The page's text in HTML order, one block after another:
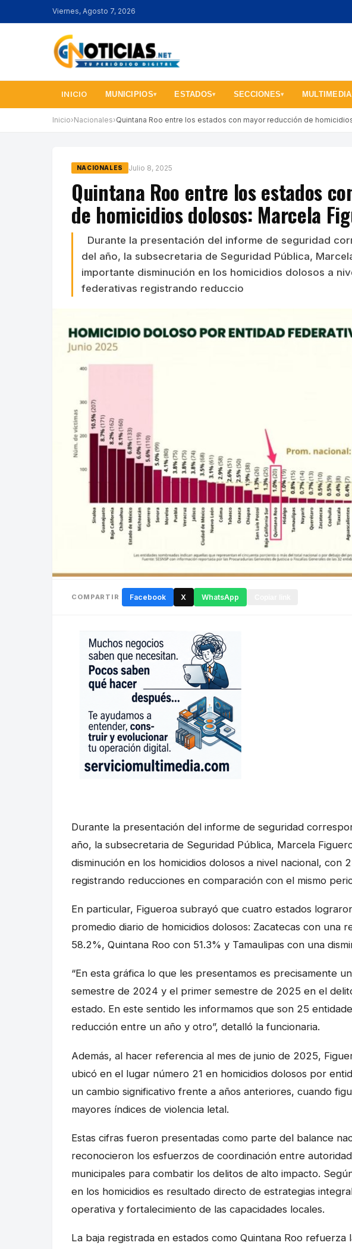
Viernes, Agosto 7, 2026
INICIO MUNICIPIOS▾ ESTADOS▾ SECCIONES▾ MULTIMEDIA
Inicio› Nacionales›Quintana Roo entre los estados con mayor reducción de
NACIONALES Julio 8, 2025
Quintana Roo entre los estados
de homicidios dolosos: Marcela
Durante la presentación del informe de seguridad
del año, la subsecretaria de Seguridad Pública,
importante disminución en los homicidios dolosos a
federativas registrando reduccio
COMPARTIR Facebook X WhatsApp
Durante la presentación del informe de seguridad
año, la subsecretaria de Seguridad Pública, Marcela
disminución en los homicidios dolosos a nivel nacional, con
registrando reducciones en comparación con el mismo
En particular, Figueroa subrayó que cuatro estados
promedio diario de homicidios dolosos: Zacatecas con una
58.2%, Quintana Roo con 51.3% y Tamaulipas con una
“En esta gráfica lo que les presentamos es precisamente
semestre de 2024 y el primer semestre de 2025 en el
estado. En este sentido les informamos que son 25
reducción entre un año y otro”, detalló la funcionaria.
Además, al hacer referencia al mes de junio de 2025,
ubicó en el lugar número 21 en homicidios dolosos por
un cambio significativo frente a años anteriores, cuando
mayores índices de violencia letal.
Estas cifras fueron presentadas como parte del balance
reconocieron los esfuerzos de coordinación entre
municipales para combatir los delitos de alto impacto.
en los homicidios es resultado directo de estrategias
operativa y fortalecimiento de las capacidades locales.
La baja registrada en estados como Quintana Roo